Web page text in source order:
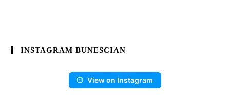
INSTAGRAM BUNESCIAN
View on Instagram